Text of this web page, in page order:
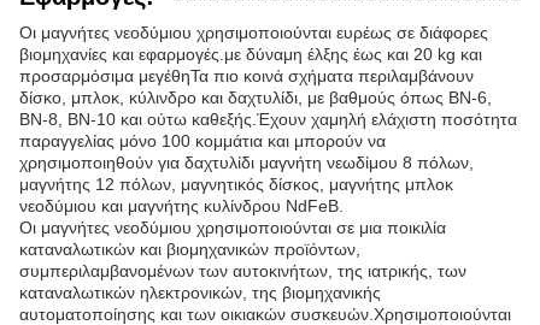
Οι μαγνήτες νεοδύμιου χρησιμοποιούνται ευρέως σε διάφορες
βιομηχανίες και εφαρμογές.με δύναμη έλξης έως και 20 kg και
προσαρμόσιμα μεγέθηΤα πιο κοινά σχήματα περιλαμβάνουν
δίσκο, μπλοκ, κύλινδρο και δαχτυλίδι, με βαθμούς όπως BN-6,
BN-8, BN-10 και ούτω καθεξής.Έχουν χαμηλή ελάχιστη ποσότητα
παραγγελίας μόνο 100 κομμάτια και μπορούν να
χρησιμοποιηθούν για δαχτυλίδι μαγνήτη νεωδίμου 8 πόλων,
μαγνήτης 12 πόλων, μαγνητικός δίσκος, μαγνήτης μπλοκ
νεοδύμιου και μαγνήτης κυλίνδρου NdFeB.
Οι μαγνήτες νεοδύμιου χρησιμοποιούνται σε μια ποικιλία
καταναλωτικών και βιομηχανικών προϊόντων,
συμπεριλαμβανομένων των αυτοκινήτων, της ιατρικής, των
καταναλωτικών ηλεκτρονικών, της βιομηχανικής
αυτοματοποίησης και των οικιακών συσκευών.Χρησιμοποιούνται